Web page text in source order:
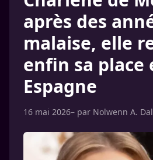
après des
malaise, elle
enfin sa place
Espagne
16 mai 2026– par Nolwenn A.